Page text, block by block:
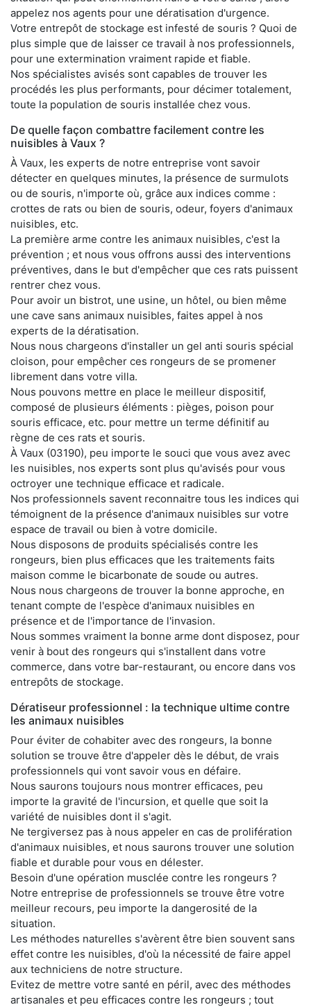
appelez nos agents pour une dératisation d'urgence.
Votre entrepôt de stockage est infesté de souris ? Quoi de
plus simple que de laisser ce travail à nos professionnels,
pour une extermination vraiment rapide et fiable.
Nos spécialistes avisés sont capables de trouver les
procédés les plus performants, pour décimer totalement,
toute la population de souris installée chez vous.
De quelle façon combattre facilement contre les
nuisibles à Vaux ?
À Vaux, les experts de notre entreprise vont savoir
détecter en quelques minutes, la présence de surmulots
ou de souris, n'importe où, grâce aux indices comme :
crottes de rats ou bien de souris, odeur, foyers d'animaux
nuisibles, etc.
La première arme contre les animaux nuisibles, c'est la
prévention ; et nous vous offrons aussi des interventions
préventives, dans le but d'empêcher que ces rats puissent
rentrer chez vous.
Pour avoir un bistrot, une usine, un hôtel, ou bien même
une cave sans animaux nuisibles, faites appel à nos
experts de la dératisation.
Nous nous chargeons d'installer un gel anti souris spécial
cloison, pour empêcher ces rongeurs de se promener
librement dans votre villa.
Nous pouvons mettre en place le meilleur dispositif,
composé de plusieurs éléments : pièges, poison pour
souris efficace, etc. pour mettre un terme définitif au
règne de ces rats et souris.
À Vaux (03190), peu importe le souci que vous avez avec
les nuisibles, nos experts sont plus qu'avisés pour vous
octroyer une technique efficace et radicale.
Nos professionnels savent reconnaitre tous les indices qui
témoignent de la présence d'animaux nuisibles sur votre
espace de travail ou bien à votre domicile.
Nous disposons de produits spécialisés contre les
rongeurs, bien plus efficaces que les traitements faits
maison comme le bicarbonate de soude ou autres.
Nous nous chargeons de trouver la bonne approche, en
tenant compte de l'espèce d'animaux nuisibles en
présence et de l'importance de l'invasion.
Nous sommes vraiment la bonne arme dont disposez, pour
venir à bout des rongeurs qui s'installent dans votre
commerce, dans votre bar-restaurant, ou encore dans vos
entrepôts de stockage.
Dératiseur professionnel : la technique ultime contre
les animaux nuisibles
Pour éviter de cohabiter avec des rongeurs, la bonne
solution se trouve être d'appeler dès le début, de vrais
professionnels qui vont savoir vous en défaire.
Nous saurons toujours nous montrer efficaces, peu
importe la gravité de l'incursion, et quelle que soit la
variété de nuisibles dont il s'agit.
Ne tergiversez pas à nous appeler en cas de prolifération
d'animaux nuisibles, et nous saurons trouver une solution
fiable et durable pour vous en délester.
Besoin d'une opération musclée contre les rongeurs ?
Notre entreprise de professionnels se trouve être votre
meilleur recours, peu importe la dangerosité de la
situation.
Les méthodes naturelles s'avèrent être bien souvent sans
effet contre les nuisibles, d'où la nécessité de faire appel
aux techniciens de notre structure.
Evitez de mettre votre santé en péril, avec des méthodes
artisanales et peu efficaces contre les rongeurs ; tout